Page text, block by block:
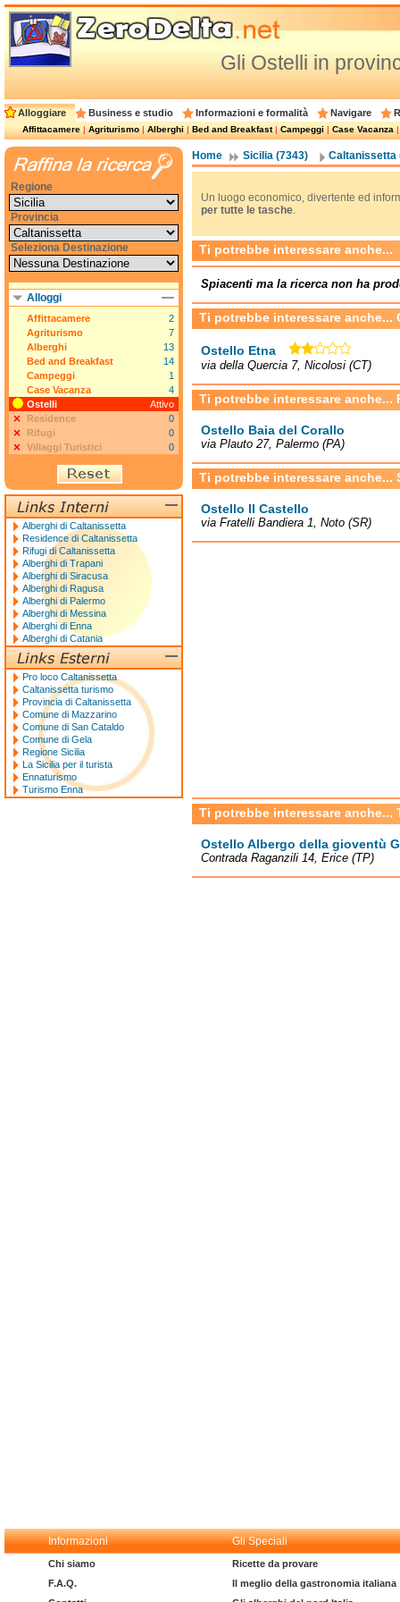
Gli Ostelli in
Alloggiare Business e studio Informazioni e formalità Navigare
Affittacamere|Agriturismo|Alberghi|Bed and Breakfast|Campeggi|Case Vacanza
Home Sicilia (7343) Caltanissetta
Un luogo economico, divertente ed
per tutte le tasche.
Ti potrebbe interessare anche...
Spiacenti ma la ricerca non ha
Ti potrebbe interessare anche...
Ostello Etna
via della Quercia 7, Nicolosi (CT)
Ti potrebbe interessare anche...
Ostello Baia del Corallo
via Plauto 27, Palermo (PA)
Ti potrebbe interessare anche...
Ostello Il Castello
via Fratelli Bandiera 1, Noto (SR)
Ti potrebbe interessare anche...
Ostello Albergo della gioventù
Contrada Raganzili 14, Erice (TP)
Regione
Provincia
Seleziona Destinazione
Alloggi
Affittacamere
2
Agriturismo
7
Alberghi
13
Bed and Breakfast
14
Campeggi
1
Case Vacanza
4
Ostelli
Attivo
Residence
0
Rifugi
0
Villaggi Turistici
0
Alberghi di Caltanissetta
Residence di Caltanissetta
Rifugi di Caltanissetta
Alberghi di Trapani
Alberghi di Siracusa
Alberghi di Ragusa
Alberghi di Palermo
Alberghi di Messina
Alberghi di Enna
Alberghi di Catania
Pro loco Caltanissetta
Caltanissetta turismo
Provincia di Caltanissetta
Comune di Mazzarino
Comune di San Cataldo
Comune di Gela
Regione Sicilia
La Sicilia per il turista
Ennaturismo
Turismo Enna
Informazioni Gli Speciali
Chi siamo
F.A.Q.
Ricette da provare
Il meglio della gastronomia italiana